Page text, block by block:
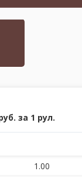
обратный
за 1 рул.